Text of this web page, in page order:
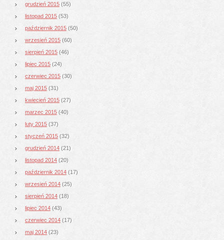
grudzień 2015 (55)
listopad 2015 (53)
październik 2015 (50)
wrzesień 2015 (60)
sierpień 2015 (46)
lipiec 2015 (24)
czerwiec 2015 (30)
maj 2015 (31)
kwiecień 2015 (27)
marzec 2015 (40)
luty 2015 (37)
styczeń 2015 (32)
grudzień 2014 (21)
listopad 2014 (20)
październik 2014 (17)
wrzesień 2014 (25)
sierpień 2014 (18)
lipiec 2014 (43)
czerwiec 2014 (17)
maj 2014 (23)